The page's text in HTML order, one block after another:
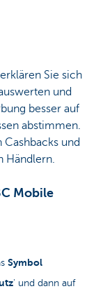
Sie sich
und
besser auf
abstimmen.
und
Händlern.
Mobile
Symbol
' und dann auf